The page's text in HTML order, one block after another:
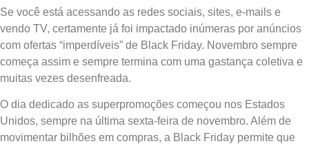
Se você está acessando as redes sociais, sites, e-mails e
vendo TV, certamente já foi impactado inúmeras por anúncios
com ofertas “imperdíveis” de Black Friday. Novembro sempre
começa assim e sempre termina com uma gastança coletiva e
muitas vezes desenfreada.
O dia dedicado as superpromoções começou nos Estados
Unidos, sempre na última sexta-feira de novembro. Além de
movimentar bilhões em compras, a Black Friday permite que